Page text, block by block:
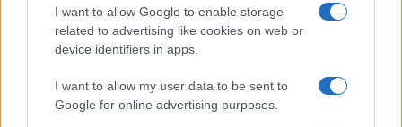
I want to allow Google to enable storage
related to advertising like cookies on web or
device identifiers in apps.
I want to allow my user data to be sent to
Google for online advertising purposes.
Copenhagen Fashion Week SS27: le novità che stanno
rivoluzionando la moda